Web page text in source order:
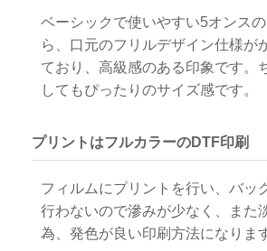
ベーシックで使いやすい5オンス
ら、口元のフリルデザイン仕様が
ており、高級感のある印象です。
してもぴったりのサイズ感です。
プリントはフルカラーのDTF印刷
フィルムにプリントを行い、バッ
行わないので滲みが少なく、また
為、発色が良い印刷方法になりま